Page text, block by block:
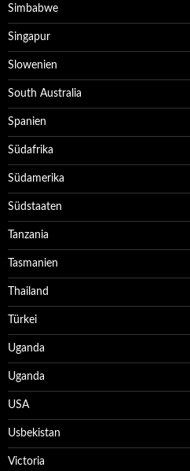
Simbabwe
Singapur
Slowenien
South Australia
Spanien
Südafrika
Südamerika
Südstaaten
Tanzania
Tasmanien
Thailand
Türkei
Uganda
Uganda
USA
Usbekistan
Victoria